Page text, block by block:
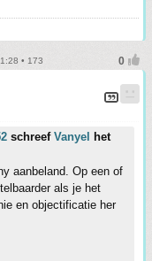
• 173
schreef Vanyel
het
aanbeland. Op een of
als je het
en objectificatie her